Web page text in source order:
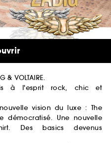
& VOLTAIRE.
à l'esprit rock, chic et
vision du luxe : The
démocratisé. Une nouvelle
Des basics devenus